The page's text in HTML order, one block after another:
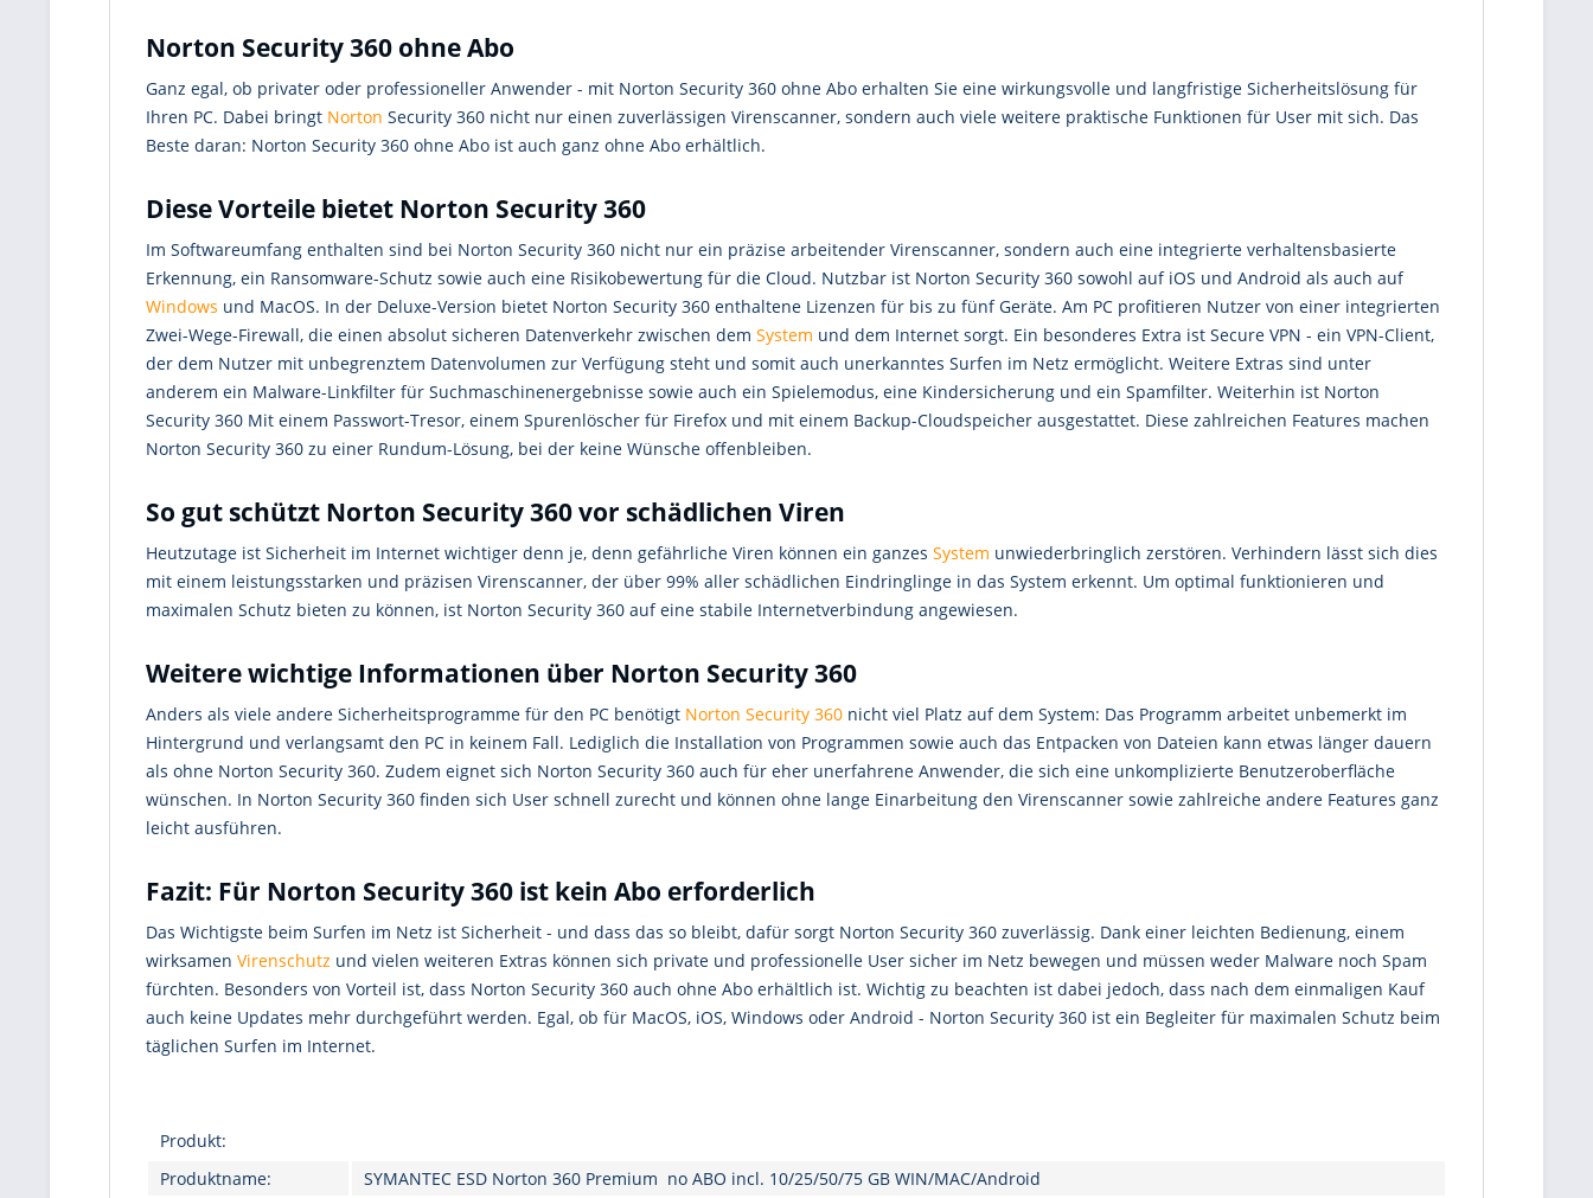
Norton Security 360 ohne Abo
Ganz egal, ob privater oder professioneller Anwender - mit Norton Security 360 ohne Abo erhalten Sie eine wirkungsvolle und langfristige Sicherheitslösung für
Ihren PC. Dabei bringt Norton Security 360 nicht nur einen zuverlässigen Virenscanner, sondern auch viele weitere praktische Funktionen für User mit sich. Das
Beste daran: Norton Security 360 ohne Abo ist auch ganz ohne Abo erhältlich.
Diese Vorteile bietet Norton Security 360
Im Softwareumfang enthalten sind bei Norton Security 360 nicht nur ein präzise arbeitender Virenscanner, sondern auch eine integrierte verhaltensbasierte
Erkennung, ein Ransomware-Schutz sowie auch eine Risikobewertung für die Cloud. Nutzbar ist Norton Security 360 sowohl auf iOS und Android als auch auf
Windows und MacOS. In der Deluxe-Version bietet Norton Security 360 enthaltene Lizenzen für bis zu fünf Geräte. Am PC profitieren Nutzer von einer integrierten
Zwei-Wege-Firewall, die einen absolut sicheren Datenverkehr zwischen dem System und dem Internet sorgt. Ein besonderes Extra ist Secure VPN - ein VPN-Client,
der dem Nutzer mit unbegrenztem Datenvolumen zur Verfügung steht und somit auch unerkanntes Surfen im Netz ermöglicht. Weitere Extras sind unter
anderem ein Malware-Linkfilter für Suchmaschinenergebnisse sowie auch ein Spielemodus, eine Kindersicherung und ein Spamfilter. Weiterhin ist Norton
Security 360 Mit einem Passwort-Tresor, einem Spurenlöscher für Firefox und mit einem Backup-Cloudspeicher ausgestattet. Diese zahlreichen Features machen
Norton Security 360 zu einer Rundum-Lösung, bei der keine Wünsche offenbleiben.
So gut schützt Norton Security 360 vor schädlichen Viren
Heutzutage ist Sicherheit im Internet wichtiger denn je, denn gefährliche Viren können ein ganzes System unwiederbringlich zerstören. Verhindern lässt sich dies
mit einem leistungsstarken und präzisen Virenscanner, der über 99% aller schädlichen Eindringlinge in das System erkennt. Um optimal funktionieren und
maximalen Schutz bieten zu können, ist Norton Security 360 auf eine stabile Internetverbindung angewiesen.
Weitere wichtige Informationen über Norton Security 360
Anders als viele andere Sicherheitsprogramme für den PC benötigt Norton Security 360 nicht viel Platz auf dem System: Das Programm arbeitet unbemerkt im
Hintergrund und verlangsamt den PC in keinem Fall. Lediglich die Installation von Programmen sowie auch das Entpacken von Dateien kann etwas länger dauern
als ohne Norton Security 360. Zudem eignet sich Norton Security 360 auch für eher unerfahrene Anwender, die sich eine unkomplizierte Benutzeroberfläche
wünschen. In Norton Security 360 finden sich User schnell zurecht und können ohne lange Einarbeitung den Virenscanner sowie zahlreiche andere Features ganz
leicht ausführen.
Fazit: Für Norton Security 360 ist kein Abo erforderlich
Das Wichtigste beim Surfen im Netz ist Sicherheit - und dass das so bleibt, dafür sorgt Norton Security 360 zuverlässig. Dank einer leichten Bedienung, einem
wirksamen Virenschutz und vielen weiteren Extras können sich private und professionelle User sicher im Netz bewegen und müssen weder Malware noch Spam
fürchten. Besonders von Vorteil ist, dass Norton Security 360 auch ohne Abo erhältlich ist. Wichtig zu beachten ist dabei jedoch, dass nach dem einmaligen Kauf
auch keine Updates mehr durchgeführt werden. Egal, ob für MacOS, iOS, Windows oder Android - Norton Security 360 ist ein Begleiter für maximalen Schutz beim
täglichen Surfen im Internet.
Produkt:
Produktname:
SYMANTEC ESD Norton 360 Premium no ABO incl. 10/25/50/75 GB WIN/MAC/Android